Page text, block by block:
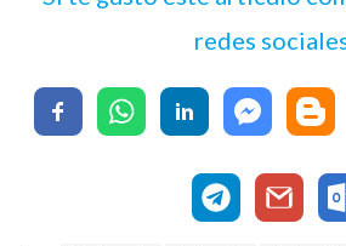
redes